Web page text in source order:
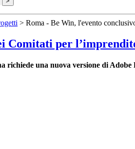
> Roma - Be Win, l'evento
Comitati per
richiede una nuova versione di Adobe